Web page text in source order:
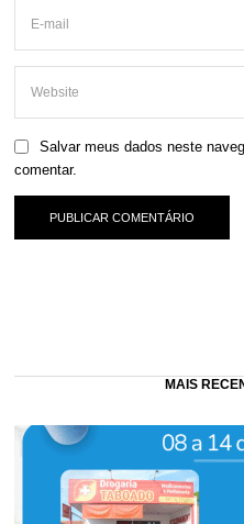
Salvar meus dados neste
comentar.
MAIS